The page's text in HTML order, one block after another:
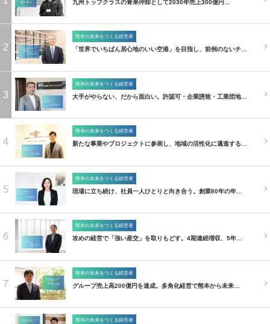
九州トップクラスの青果仲卸として2030年売上300億円…
2
熊本の未来をつくる経営者
「世界でいちばん居心地のいい空港」を目指し、前例のないチ…
3
熊本の未来をつくる経営者
大手がやらない、だから面白い。許認可・企業誘致・工業団地…
4
熊本の未来をつくる経営者
新たな事業やプロジェクトに参画し、地域の活性化に邁進する…
5
熊本の未来をつくる経営者
現場に立ち続け、社員一人ひとりと向き合う。創業80年の年…
6
熊本の未来をつくる経営者
攻めの経営で「強い産交」を取りもどす。4期連続増収、5年…
7
熊本の未来をつくる経営者
グループ売上高200億円を達成。多角化経営で熊本から未来…
熊本の未来をつくる経営者